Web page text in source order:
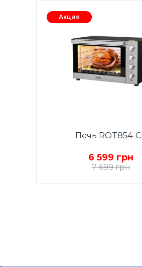
Акция
Печь ROT854-
6 599 грн
7 699 грн